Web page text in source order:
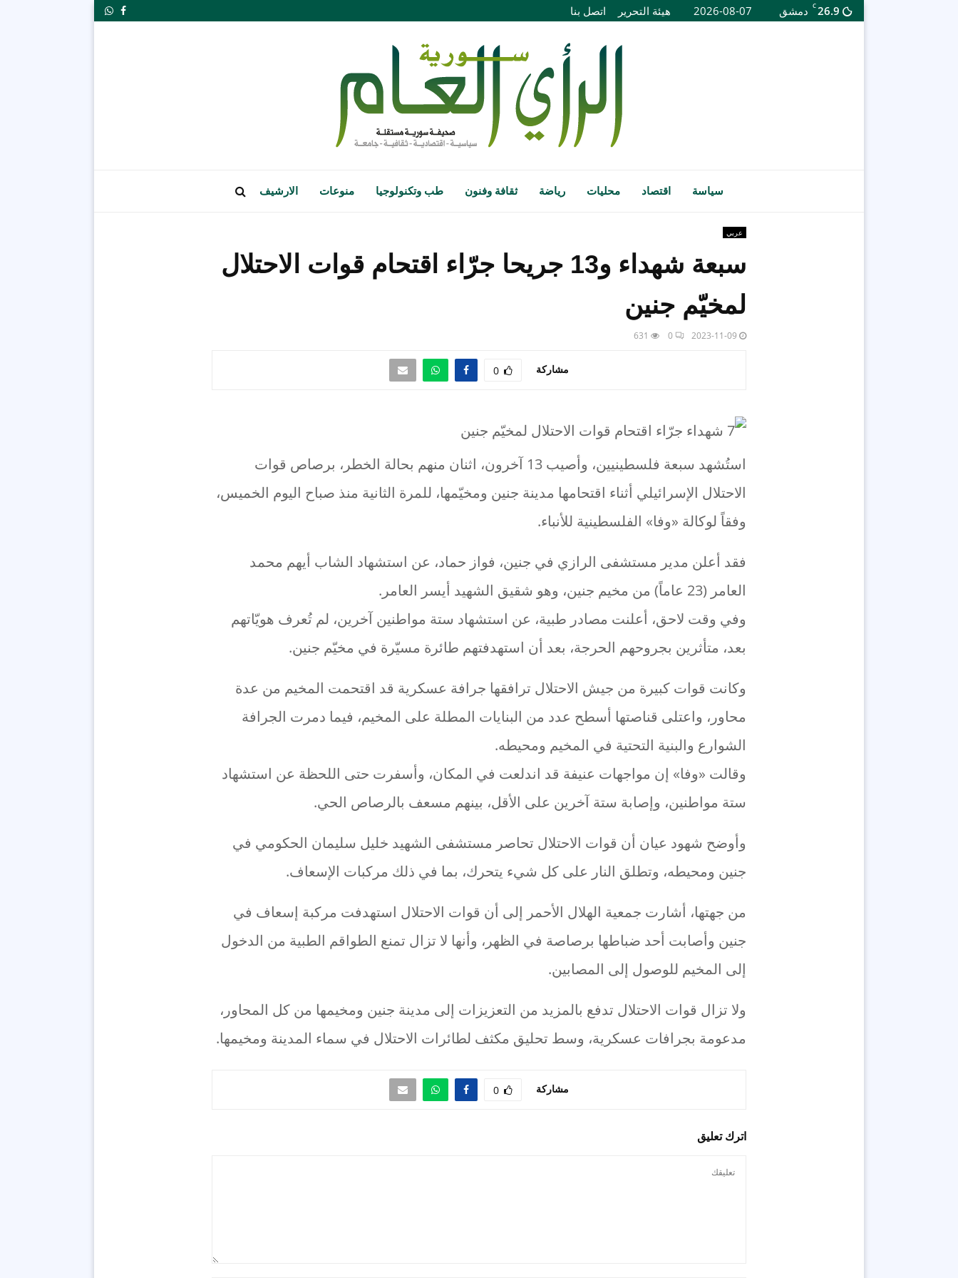
26.9
C دمشق 2026-08-07 هيئة التحرير اتصل بنا Facebook
Whatsapp
سياسة اقتصاد محليات رياضة ثقافة وفنون طب وتكنولوجيا منوعات الارشيف
عربي
سبعة شهداء و13 جريحا جرّاء اقتحام قوات الاحتلال
لمخيّم جنين
2023-11-09
0
631
مشاركة 0
استُشهد سبعة فلسطينيين، وأصيب 13 آخرون، اثنان منهم بحالة الخطر، برصاص قوات
الاحتلال الإسرائيلي أثناء اقتحامها مدينة جنين ومخيّمها، للمرة الثانية منذ صباح اليوم الخميس،
وفقاً لوكالة «وفا» الفلسطينية للأنباء.
فقد أعلن مدير مستشفى الرازي في جنين، فواز حماد، عن استشهاد الشاب أيهم محمد
العامر (23 عاماً) من مخيم جنين، وهو شقيق الشهيد أيسر العامر.
وفي وقت لاحق، أعلنت مصادر طبية، عن استشهاد ستة مواطنين آخرين، لم تُعرف هويّاتهم
بعد، متأثرين بجروحهم الحرجة، بعد أن استهدفتهم طائرة مسيّرة في مخيّم جنين.
وكانت قوات كبيرة من جيش الاحتلال ترافقها جرافة عسكرية قد اقتحمت المخيم من عدة
محاور، واعتلى قناصتها أسطح عدد من البنايات المطلة على المخيم، فيما دمرت الجرافة
الشوارع والبنية التحتية في المخيم ومحيطه.
وقالت «وفا» إن مواجهات عنيفة قد اندلعت في المكان، وأسفرت حتى اللحظة عن استشهاد
ستة مواطنين، وإصابة ستة آخرين على الأقل، بينهم مسعف بالرصاص الحي.
وأوضح شهود عيان أن قوات الاحتلال تحاصر مستشفى الشهيد خليل سليمان الحكومي في
جنين ومحيطه، وتطلق النار على كل شيء يتحرك، بما في ذلك مركبات الإسعاف.
من جهتها، أشارت جمعية الهلال الأحمر إلى أن قوات الاحتلال استهدفت مركبة إسعاف في
جنين وأصابت أحد ضباطها برصاصة في الظهر، وأنها لا تزال تمنع الطواقم الطبية من الدخول
إلى المخيم للوصول إلى المصابين.
ولا تزال قوات الاحتلال تدفع بالمزيد من التعزيزات إلى مدينة جنين ومخيمها من كل المحاور،
مدعومة بجرافات عسكرية، وسط تحليق مكثف لطائرات الاحتلال في سماء المدينة ومخيمها.
مشاركة 0
اترك تعليق